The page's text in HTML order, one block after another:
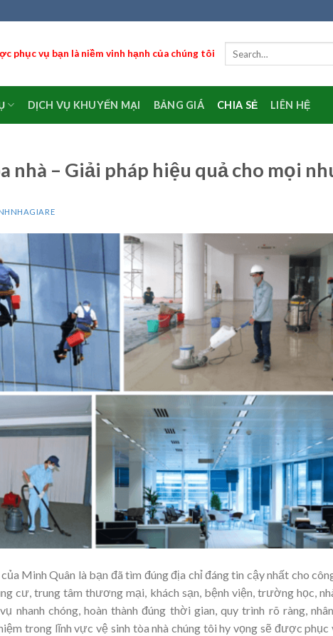
phục vụ bạn là niềm vinh hạnh của chúng tôi
DỊCH VỤ KHUYẾN MẠI BẢNG GIÁ CHIA SẺ LIÊN HỆ
nhà – Giải pháp hiệu quả cho mọi
Minh Quân là bạn đã tìm đúng địa chỉ đáng tin cậy nhất cho
cư, trung tâm thương mại, khách sạn, bệnh viện, trường học,
nhanh chóng, hoàn thành đúng thời gian, quy trình rõ ràng,
trong lĩnh vực vệ sinh tòa nhà chúng tôi hy vọng sẽ được